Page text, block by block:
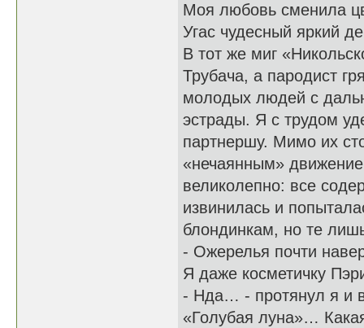
Моя любовь сменила
Угас чудесный яркий
В тот же миг
Трубача, а пародист
молодых людей с
эстрады. Я с трудом
партнершу. Мимо их
«нечаянным»
великолепно: все
извинилась и
блондинкам, но те
- Ожерелья почти
Я даже косметичку
- Нда… - протянул я и
«Голубая луна»…